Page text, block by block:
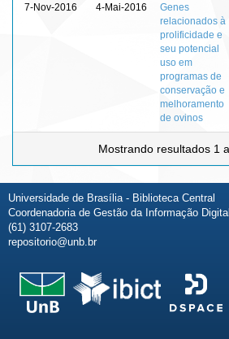
7-Nov-2016 4-Mai-2016
Genes
relacionados à
prolificidade e
seu potencial
uso em
programas de
conservação e
melhoramento
de ovinos
Mostrando resultados 1
Universidade de Brasília - Biblioteca Central
Coordenadoria de Gestão da Informação
(61) 3107-2683
repositorio@unb.br